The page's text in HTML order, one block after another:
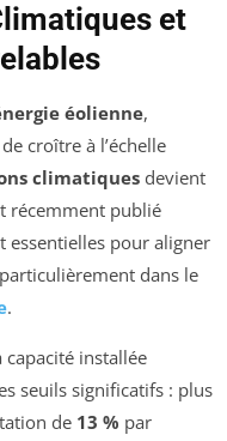
et
éolienne,
croître à l’échelle
climatiques devient
récemment publié
essentielles pour aligner
dans le
.
capacité installée
seuils significatifs : plus
de 13 % par